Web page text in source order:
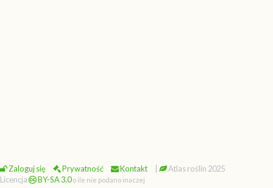
Zaloguj się Prywatność Kontakt
Atlas roślin 2025
Licencja
BY-SA 3.0 o ile nie podano inaczej